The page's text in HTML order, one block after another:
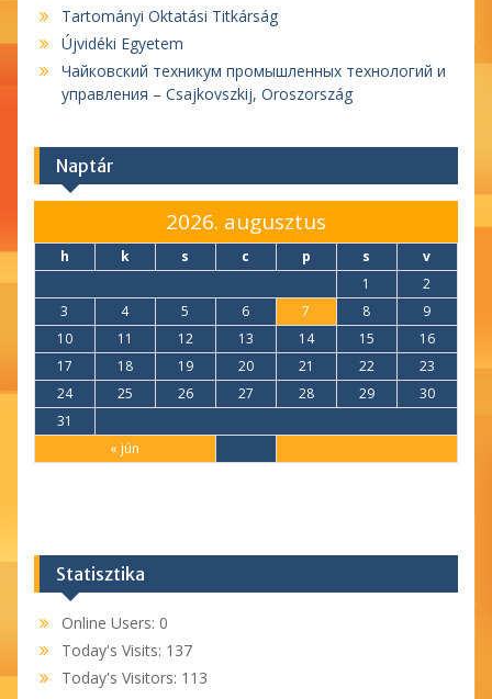
Tartományi Oktatási Titkárság
Újvidéki Egyetem
Чайковский техникум промышленных технологий и
управления – Csajkovszkij, Oroszország
Naptár
2026. augusztus
h k s c p s v
« jún
1
2
3
4 5 6 7 8
9
10
11 12 13 14 15
16
17
18 19 20 21 22
23
24
25 26 27 28 29
30
31
Statisztika
Online Users: 0
Today's Visits: 137
Today's Visitors: 113